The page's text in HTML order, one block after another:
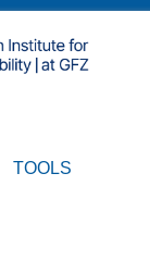
TOOLS